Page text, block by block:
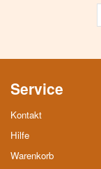
Service
Kontakt
Hilfe
Warenkorb